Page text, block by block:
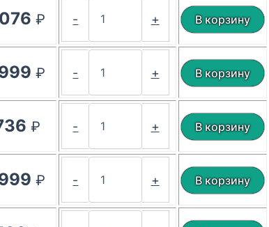
₽ - +
₽ - +
₽ - +
₽ - +